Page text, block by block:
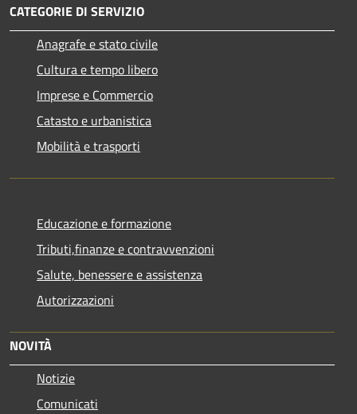
CATEGORIE DI SERVIZIO
Anagrafe e stato civile
Cultura e tempo libero
Imprese e Commercio
Catasto e urbanistica
Mobilità e trasporti
Educazione e formazione
Tributi,finanze e contravvenzioni
Salute, benessere e assistenza
Autorizzazioni
NOVITÀ
Notizie
Comunicati